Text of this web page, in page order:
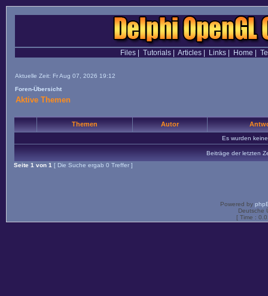
Files| Tutorials| Articles| Links| Home
Aktuelle Zeit: Fr Aug 07, 2026 19:12
Foren-Übersicht
Aktive Themen
Themen Autor
Es wurden
Beiträge der letzten
Seite 1 von 1 [ Die Suche ergab 0 Treffer ]
Powered by
Deutsche
[ Time :